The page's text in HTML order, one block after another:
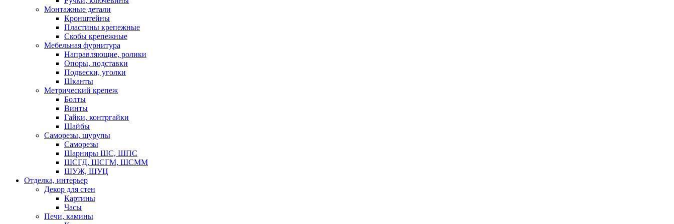
Монтажные детали
Кронштейны
Пластины крепежные
Скобы крепежные
Мебельная фурнитура
Направляющие, ролики
Опоры, подставки
Подвески, уголки
Шканты
Метрический крепеж
Болты
Винты
Гайки, контргайки
Шайбы
Саморезы, шурупы
Саморезы
Шарниры ШС, ШПС
ШСГД, ШСГМ, ШСММ
ШУЖ, ШУЦ
Отделка, интерьер
Декор для стен
Картины
Часы
Печи, камины